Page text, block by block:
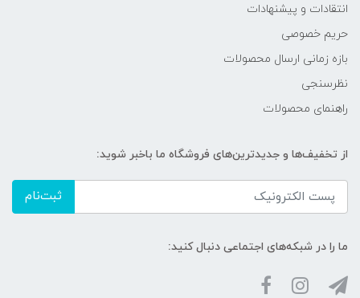
انتقادات و پیشنهادات
حریم خصوصی
بازه زمانی ارسال محصولات
نظرسنجی
راهنمای محصولات
از تخفیف‌ها و جدیدترین‌های فروشگاه ما باخبر شوید:
ثبت‌نام
ما را در شبکه‌های اجتماعی دنبال کنید: